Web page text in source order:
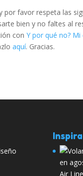
por favor respeta las
bien y no faltes al
conY por qué no? Mi
aquí. Gracias.